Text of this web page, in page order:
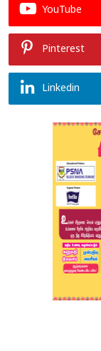
YouTube
Pinterest
Linkedin